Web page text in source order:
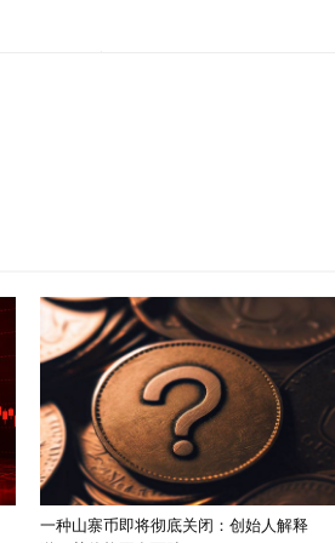
一种山寨币即将彻底关闭：创始人解释